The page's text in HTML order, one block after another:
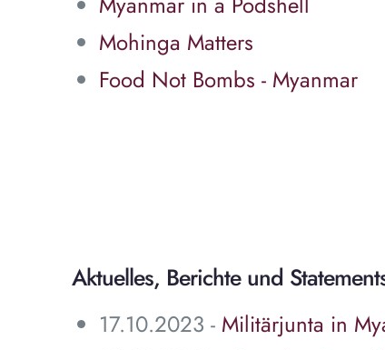
Mohinga Matters
Food Not Bombs - Myanmar
Aktuelles, Berichte und
17.10.2023 - Militärjunta in